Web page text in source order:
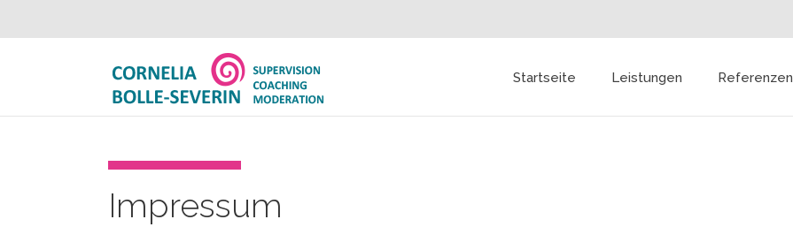
Startseite Leistungen Referenzen
Impressum